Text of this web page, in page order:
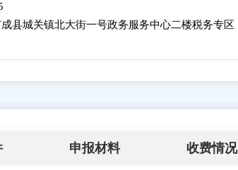
县城关镇北大街一号政务服务中心二楼税务专区
申报材料 收费情况